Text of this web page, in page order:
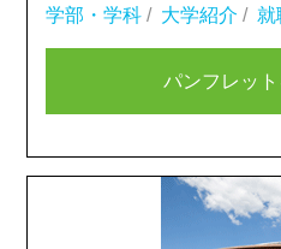
学部・学科 / 大学紹介 / 就
パンフレッ